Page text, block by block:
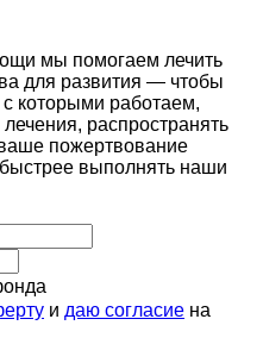
мы помогаем лечить
для развития — чтобы
с которыми работаем,
распространять
пожертвование
выполнять наши
и даю согласие на